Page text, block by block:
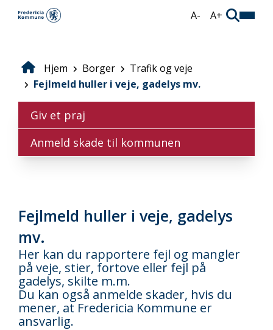
A- A+
Brødkrumme
Hjem Borger
Trafik og veje
Fejlmeld huller i veje, gadelys mv.
Giv et praj
Anmeld skade til kommunen
Fejlmeld huller i veje, gadelys
mv.
Her kan du rapportere fejl og mangler
på veje, stier, fortove eller fejl på
gadelys, skilte m.m.
Du kan også anmelde skader, hvis du
mener, at Fredericia Kommune er
ansvarlig.